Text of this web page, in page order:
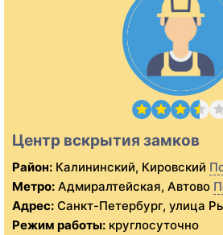
Центр вскрытия замков
Район: Калининский, Кировский
Метро: Адмиралтейская, Автово
Адрес: Санкт-Петербург, улица
Режим работы: круглосуточно